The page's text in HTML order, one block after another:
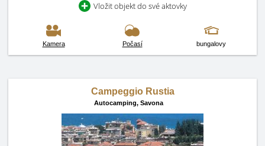
Vložit objekt do své aktovky
Kamera Počasí bungalovy
Campeggio Rustia
Autocamping, Savona